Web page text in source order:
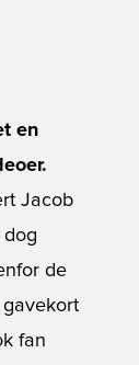
en
Jacob
dog
de
fan